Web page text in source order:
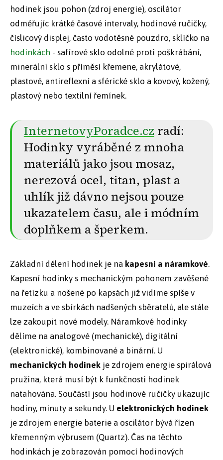
hodinek jsou pohon (zdroj energie), oscilátor
odměřujíc krátké časové intervaly, hodinové ručičky,
číslicový displej, často vodotěsné pouzdro, sklíčko na
hodinkách - safírové sklo odolné proti poškrábání,
minerální sklo s příměsí křemene, akrylátové,
plastové, antireflexní a sférické sklo a kovový, kožený,
plastový nebo textilní řemínek.
InternetovyPoradce.cz radí:
Hodinky vyráběné z mnoha
materiálů jako jsou mosaz,
nerezová ocel, titan, plast a
uhlík již dávno nejsou pouze
ukazatelem času, ale i módním
doplňkem a šperkem.
Základní dělení hodinek je na kapesní a náramkové.
Kapesní hodinky s mechanickým pohonem zavěšené
na řetízku a nošené po kapsách již vidíme spíše v
muzeích a ve sbírkách nadšených sběratelů, ale stále
lze zakoupit nové modely. Náramkové hodinky
dělíme na analogové (mechanické), digitální
(elektronické), kombinované a binární. U
mechanických hodinek je zdrojem energie spirálová
pružina, která musí být k funkčnosti hodinek
natahována. Součástí jsou hodinové ručičky ukazujíc
hodiny, minuty a sekundy. U elektronických hodinek
je zdrojem energie baterie a oscilátor bývá řízen
křemenným výbrusem (Quartz). Čas na těchto
hodinkách je zobrazován pomocí hodinových